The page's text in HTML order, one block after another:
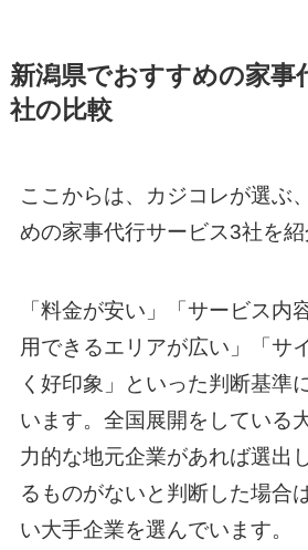
新潟県でおすすめの家事
社の比較
ここからは、カジコレが選ぶ
めの家事代行サービス3社を紹
「料金が安い」「サービス内
用できるエリアが広い」「サ
く好印象」といった判断基準
います。全国展開をしている
力的な地元企業があれば選出
るものがないと判断した場合
い大手企業を選んでいます。